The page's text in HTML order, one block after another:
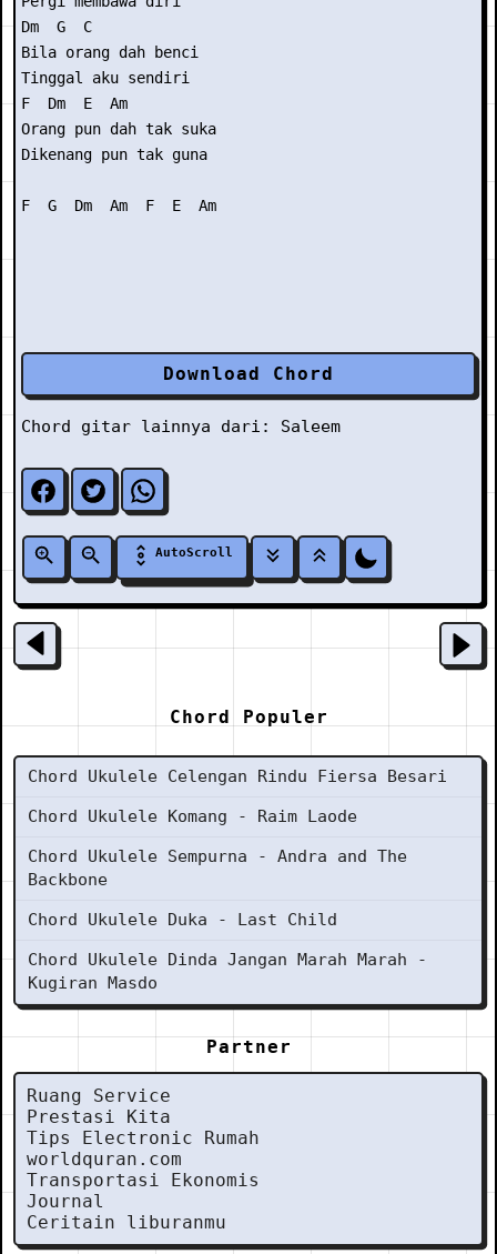
Dm  G  C
Bila orang dah benci
Tinggal aku sendiri
F  Dm  E  Am
Orang pun dah tak suka
Dikenang pun tak guna
Download Chord
Chord gitar lainnya dari: Saleem
AutoScroll
Chord Populer
Chord Ukulele Celengan Rindu Fiersa Besari
Chord Ukulele Komang - Raim Laode
Chord Ukulele Sempurna - Andra and The
Backbone
Chord Ukulele Duka - Last Child
Chord Ukulele Dinda Jangan Marah Marah -
Kugiran Masdo
Partner
Ruang Service
Prestasi Kita
Tips Electronic Rumah
worldquran.com
Transportasi Ekonomis
Journal
Ceritain liburanmu